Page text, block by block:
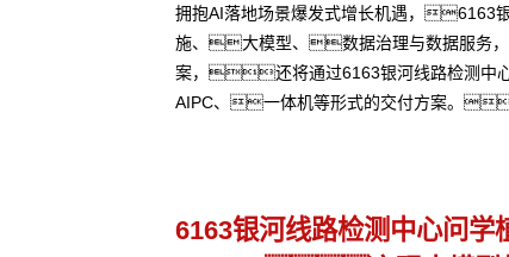
拥抱AI落地场景爆发式增长机遇，
施、大模型、数据治理与数据服务
案，还将通过6163银河线路检测中
AIPC、一体机等形式的交付方案。
6163银河线路检测中心问学